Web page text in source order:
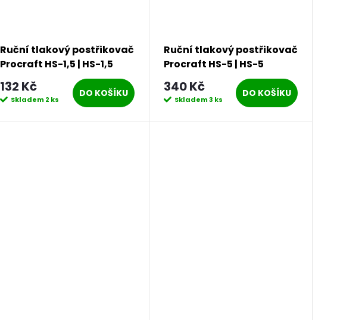
Ruční tlakový postřikovač
Procraft HS-1,5 | HS-1,5
132 Kč
Skladem2 ks
DO KOŠÍKU
Ruční tlakový postřikovač
Procraft HS-5 | HS-5
340 Kč
Skladem3 ks
DO KOŠÍKU